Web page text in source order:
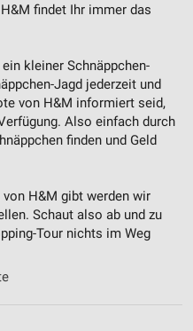
findet Ihr immer das
kleiner Schnäppchen-
Jagd jederzeit und
von H&M informiert seid,
Also einfach durch
finden und Geld
H&M gibt werden wir
Schaut also ab und zu
Tour nichts im Weg